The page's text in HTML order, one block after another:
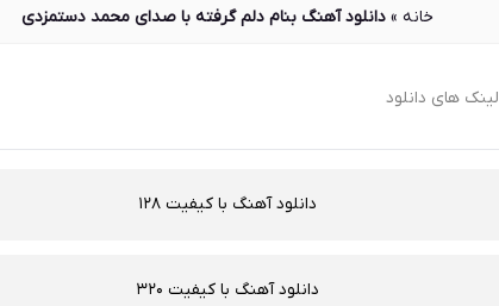
خانه » دانلود آهنگ بنام دلم گرفته با صدای محمد دستمزدی
لینک های دانلود
دانلود آهنگ با کیفیت 128
دانلود آهنگ با کیفیت 320